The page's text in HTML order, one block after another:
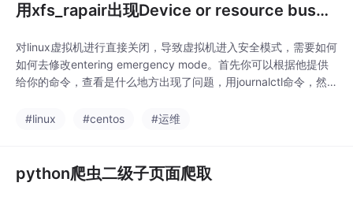
用xfs_rapair出现Device or resource busy
对linux虚拟机进行直接关闭，导致虚拟机进入安全模式，需要如何
如何去修改entering emergency mode。首先你可以根据他提供
给你的命令，查看是什么地方出现了问题，用journalctl命令，然
载出现的问题这个时候使用dmsetup ls 查看确定是3卷，然后使用
#linux #centos #运维
python爬虫二级子页面爬取